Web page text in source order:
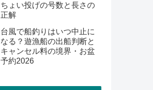
ちょい投げの号数と長さの
正解
台風で船釣りはいつ中止に
なる？遊漁船の出船判断と
キャンセル料の境界・お盆
予約2026